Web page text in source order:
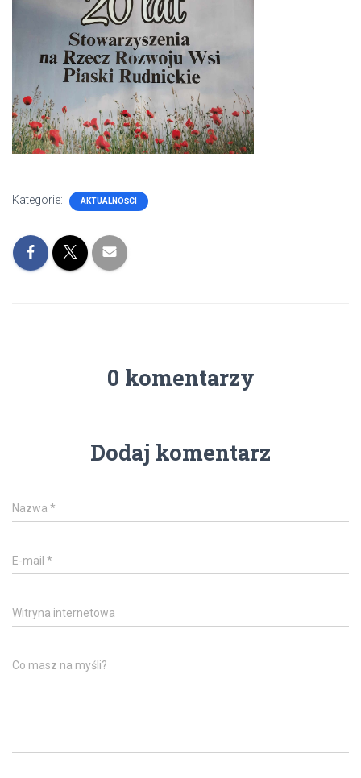
Kategorie: AKTUALNOŚCI
0 komentarzy
Dodaj komentarz
Nazwa *
E-mail *
Witryna internetowa
Co masz na myśli?